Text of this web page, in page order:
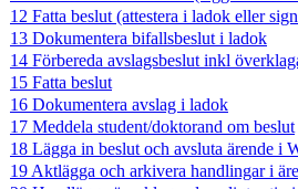
12 Fatta beslut (attestera i ladok eller
13 Dokumentera bifallsbeslut i ladok
14 Förbereda avslagsbeslut inkl
15 Fatta beslut
16 Dokumentera avslag i ladok
17 Meddela student/doktorand om beslut
18 Lägga in beslut och avsluta ärende i
19 Aktlägga och arkivera handlingar i